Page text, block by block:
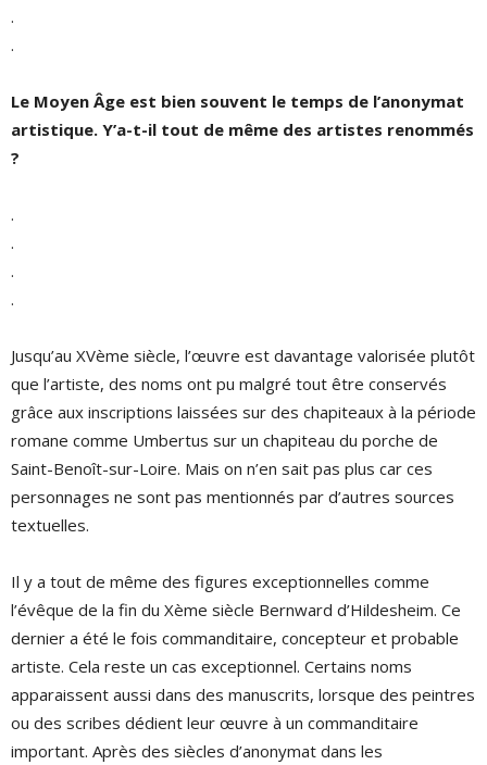
.
.
Le Moyen Âge est bien souvent le temps de l’anonymat
artistique. Y’a-t-il tout de même des artistes renommés
?
.
.
.
.
Jusqu’au XVème siècle, l’œuvre est davantage valorisée plutôt
que l’artiste, des noms ont pu malgré tout être conservés
grâce aux inscriptions laissées sur des chapiteaux à la période
romane comme Umbertus sur un chapiteau du porche de
Saint-Benoît-sur-Loire. Mais on n’en sait pas plus car ces
personnages ne sont pas mentionnés par d’autres sources
textuelles.
Il y a tout de même des figures exceptionnelles comme
l’évêque de la fin du Xème siècle Bernward d’Hildesheim. Ce
dernier a été le fois commanditaire, concepteur et probable
artiste. Cela reste un cas exceptionnel. Certains noms
apparaissent aussi dans des manuscrits, lorsque des peintres
ou des scribes dédient leur œuvre à un commanditaire
important. Après des siècles d’anonymat dans les